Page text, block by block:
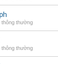
thông thường
thông thường